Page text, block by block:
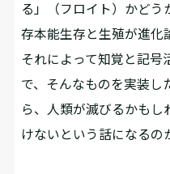
る」（フロイト）かどう
存本能――生存と生殖が進
それによって知覚と記号
で、そんなものを実装し
ら、人類が滅びるかもし
けないという話になるの